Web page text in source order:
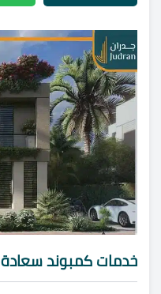
خدمات كمبوند سعادة saada compound